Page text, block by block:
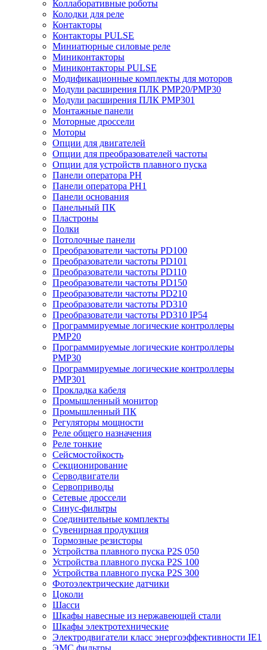
Коллаборативные роботы
Колодки для реле
Контакторы
Контакторы PULSE
Миниатюрные силовые реле
Миниконтакторы
Миниконтакторы PULSE
Модификационные комплекты для моторов
Модули расширения ПЛК PMP20/PMP30
Модули расширения ПЛК PMP301
Монтажные панели
Моторные дроссели
Моторы
Опции для двигателей
Опции для преобразователей частоты
Опции для устройств плавного пуска
Панели оператора PH
Панели оператора PH1
Панели основания
Панельный ПК
Пластроны
Полки
Потолочные панели
Преобразователи частоты PD100
Преобразователи частоты PD101
Преобразователи частоты PD110
Преобразователи частоты PD150
Преобразователи частоты PD210
Преобразователи частоты PD310
Преобразователи частоты PD310 IP54
Программируемые логические контроллеры
PMP20
Программируемые логические контроллеры
PMP30
Программируемые логические контроллеры
PMP301
Прокладка кабеля
Промышленный монитор
Промышленный ПК
Регуляторы мощности
Реле общего назначения
Реле тонкие
Сейсмостойкость
Секционирование
Серводвигатели
Сервоприводы
Сетевые дроссели
Синус-фильтры
Соединительные комплекты
Сувенирная продукция
Тормозные резисторы
Устройства плавного пуска P2S 050
Устройства плавного пуска P2S 100
Устройства плавного пуска P2S 300
Фотоэлектрические датчики
Цоколи
Шасси
Шкафы навесные из нержавеющей стали
Шкафы электротехнические
Электродвигатели класс энергоэффективности IE1
ЭМС фильтры